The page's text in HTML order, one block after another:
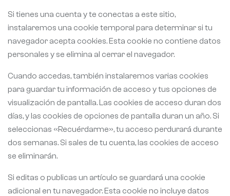
Si tienes una cuenta y te conectas a este sitio,
instalaremos una cookie temporal para determinar si tu
navegador acepta cookies. Esta cookie no contiene datos
personales y se elimina al cerrar el navegador.
Cuando accedas, también instalaremos varias cookies
para guardar tu información de acceso y tus opciones de
visualización de pantalla. Las cookies de acceso duran dos
días, y las cookies de opciones de pantalla duran un año. Si
seleccionas «Recuérdarme», tu acceso perdurará durante
dos semanas. Si sales de tu cuenta, las cookies de acceso
se eliminarán.
Si editas o publicas un artículo se guardará una cookie
adicional en tu navegador. Esta cookie no incluye datos